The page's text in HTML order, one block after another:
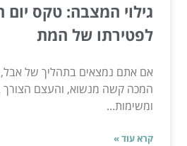
גילוי המצבה: טקס יום
לפטירתו של המת
אם אתם נמצאים בתהליך של אבל,
המכה קשה מנשוא, והעצם הצורך
ומשימות...
קרא עוד »